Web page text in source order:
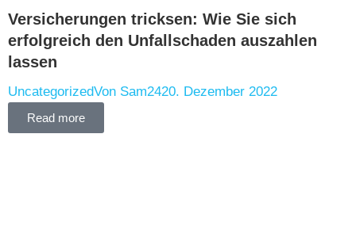
Versicherungen tricksen: Wie Sie sich
erfolgreich den Unfallschaden auszahlen
lassen
UncategorizedVon Sam2420. Dezember 2022
Read more